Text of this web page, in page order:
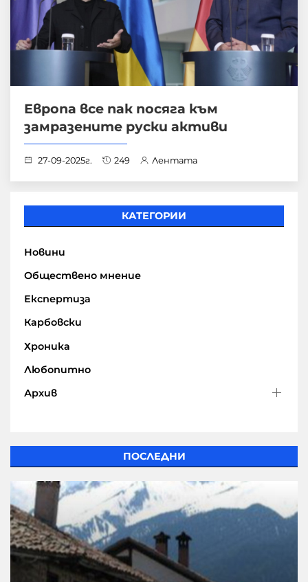
Европа все пак посяга към
замразените руски активи
27-09-2025г. 249 Лентата
КАТЕГОРИИ
Новини
Обществено мнение
Експертиза
Карбовски
Хроника
Любопитно
Архив
ПОСЛЕДНИ